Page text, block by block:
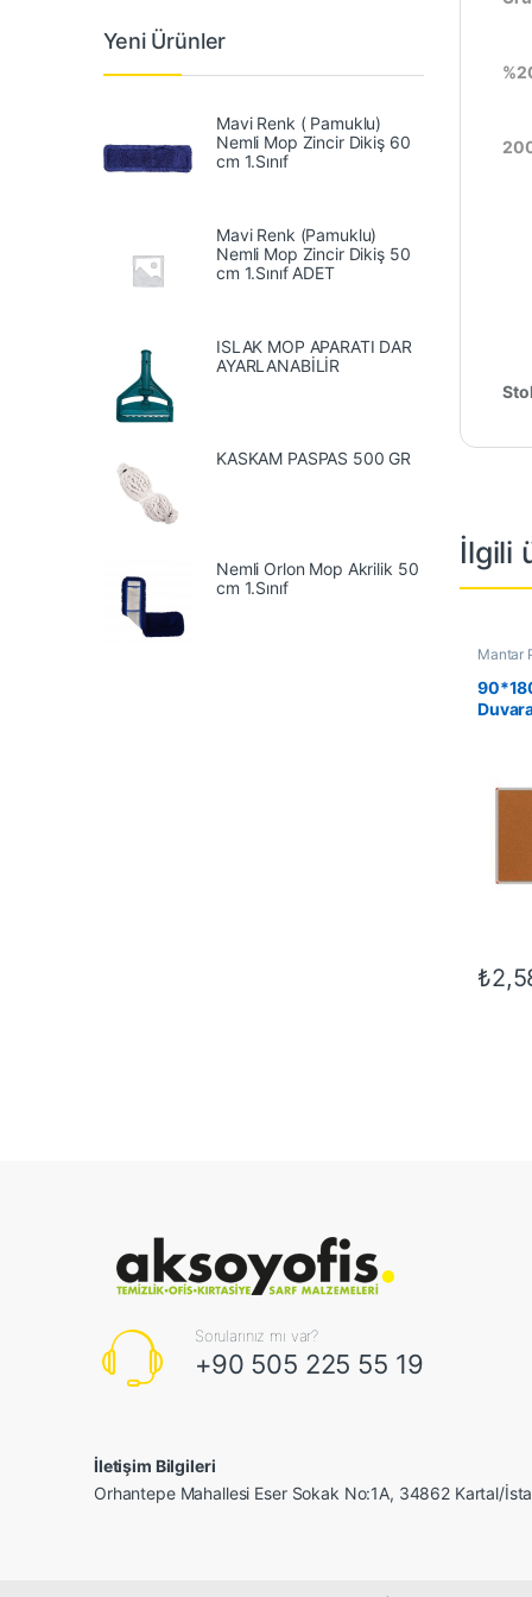
İlgili
Mantar
₺
Yeni Ürünler
Mavi Renk ( Pamuklu)
Nemli Mop Zincir Dikiş 60
cm 1.Sınıf
Mavi Renk (Pamuklu)
Nemli Mop Zincir Dikiş 50
cm 1.Sınıf ADET
ISLAK MOP APARATI DAR
AYARLANABİLİR
KASKAM PASPAS 500 GR
Nemli Orlon Mop Akrilik 50
cm 1.Sınıf
Sorularınız mı var?
+90 505 225 55 19
İletişim Bilgileri
Orhantepe Mahallesi Eser Sokak No:1A, 34862 Kartal/